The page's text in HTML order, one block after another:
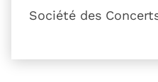
Société des